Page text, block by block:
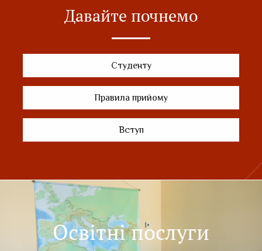
Давайте почнемо
Студенту
Правила прийому
Вступ
Освітні послуги